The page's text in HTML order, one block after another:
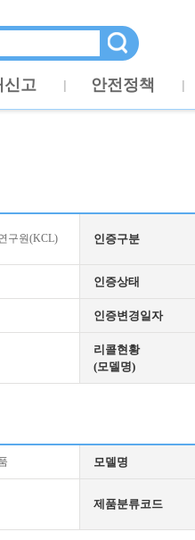
신고 안전정책
구원(KCL) 인증구분
인증상태
인증변경일자
리콜현황
(모델명)
모델명
제품분류코드